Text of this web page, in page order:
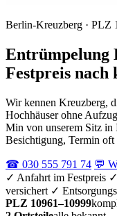
Berlin-Kreuzberg · PLZ
Entrümpelung
Festpreis nach
Wir kennen Kreuzberg,
Hochhäuser ohne
Min von unserem Sitz in
Besichtigung, Termin oft
☎ 030 555 791 74 💬
✓ Anfahrt im Festpreis
versichert ✓
PLZ 10961–10999